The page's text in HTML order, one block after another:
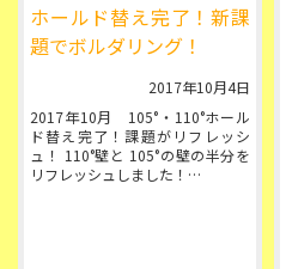
ホールド替え完了！新課
題でボルダリング！
2017年10月4日
2017年10月 105°・110°ホール
ド替え完了！課題がリフレッシ
ュ！ 110°壁と 105°の壁の半分を
リフレッシュしました！